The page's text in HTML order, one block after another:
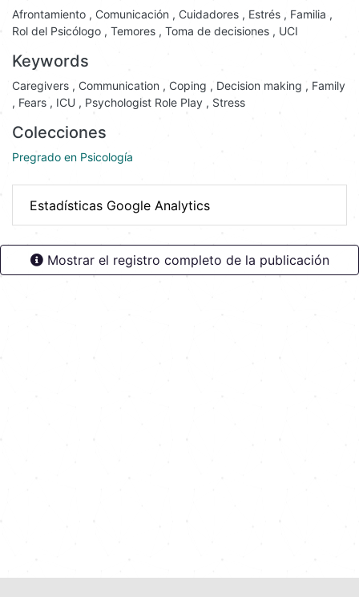
Afrontamiento , Comunicación , Cuidadores , Estrés , Familia ,
Rol del Psicólogo , Temores , Toma de decisiones , UCI
Keywords
Caregivers , Communication , Coping , Decision making , Family
, Fears , ICU , Psychologist Role Play , Stress
Colecciones
Pregrado en Psicología
Estadísticas Google Analytics
Mostrar el registro completo de la publicación